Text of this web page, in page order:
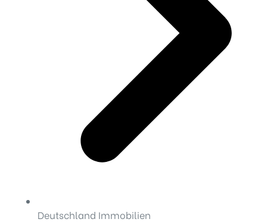
Deutschland Immobilien